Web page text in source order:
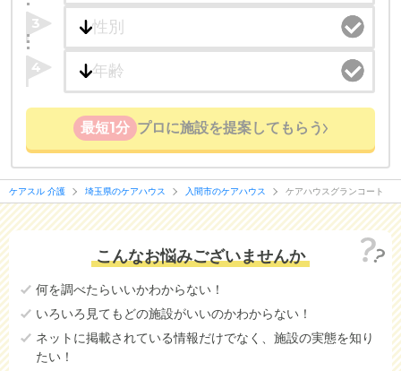
医療・看護体制から施設を探すこともできます。
3
4
最短1分 プロに施設を提案してもらう
ケアスル 介護 埼玉県のケアハウス 入間市のケアハウス ケアハウスグランコート
こんなお悩みございませんか
何を調べたらいいかわからない！
いろいろ見てもどの施設がいいのかわからない！
ネットに掲載されている情報だけでなく、施設の実態を知り
たい！